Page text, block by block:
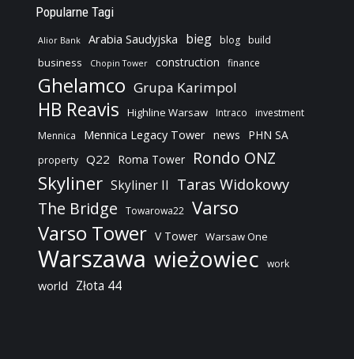
Popularne Tagi
Alior Bank Arabia Saudyjska bieg blog build
business Chopin Tower construction finance
Ghelamco Grupa Karimpol
HB Reavis Highline Warsaw Intraco
investment
Mennica
Mennica Legacy Tower news PHN SA
property Q22 Roma Tower Rondo ONZ
Skyliner Skyliner II Taras Widokowy
The Bridge Towarowa22 Varso
Varso Tower V Tower Warsaw One
Warszawa wieżowiec work
world Złota 44